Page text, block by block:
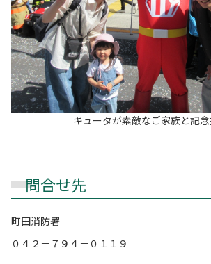
キュータが素敵なご家族と記念
問合せ先
町田消防署
０４２－７９４－０１１９